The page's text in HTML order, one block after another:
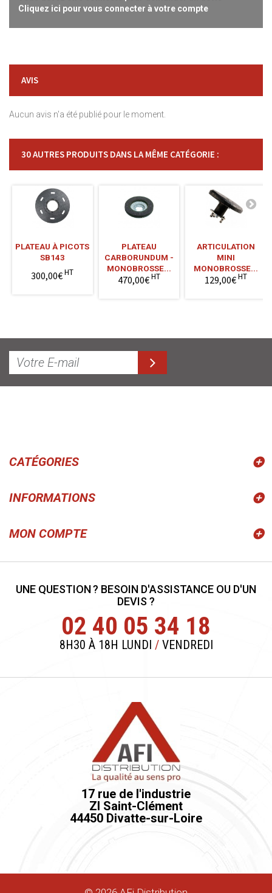
Cliquez ici pour vous connecter à votre compte
AVIS
Aucun avis n'a été publié pour le moment.
30 AUTRES PRODUITS DANS LA MÊME CATÉGORIE :
PLATEAU À PICOTS
SB143
300,00€HT
PLATEAU
CARBORUNDUM -
MONOBROSSE...
470,00€HT
ARTICULATION
MINI
MONOBROSSE...
129,00€HT
CATÉGORIES
INFORMATIONS
MON COMPTE
UNE QUESTION ? BESOIN D'ASSISTANCE OU D'UN
DEVIS ?
02 40 05 34 18
8H30 À 18H LUNDI /VENDREDI
17 rue de l'industrie
ZI Saint-Clément
44450 Divatte-sur-Loire